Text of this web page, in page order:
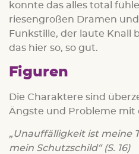
konnte das alles total
riesengroßen Dramen
Funkstille, der laute Knall
das hier so, so gut.
Figuren
Die Charaktere sind
Ängste und Probleme mit
„Unauffälligkeit ist meine
mein Schutzschild“ (S. 16)